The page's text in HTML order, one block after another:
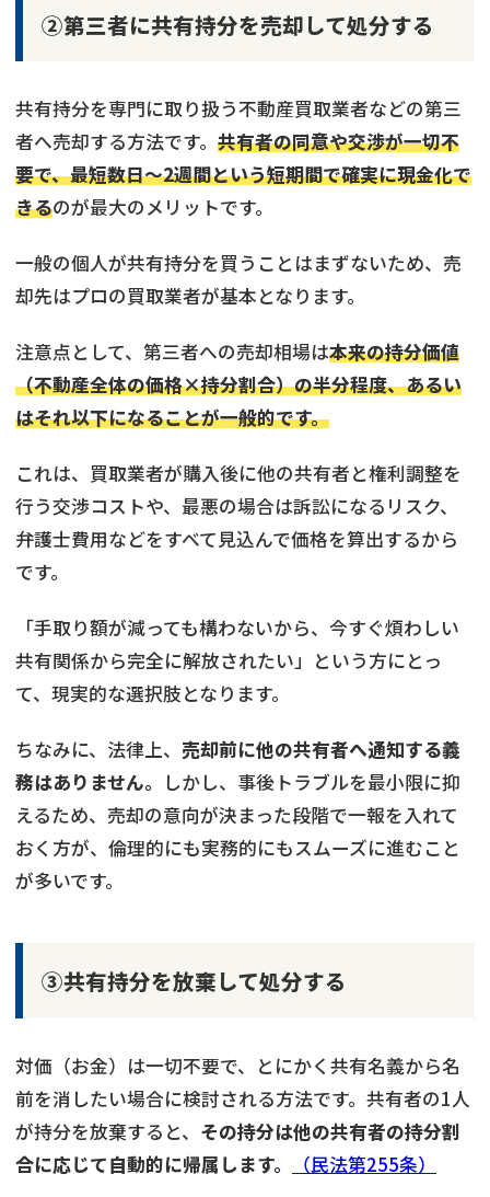
②第三者に共有持分を売却して処分する
共有持分を専門に取り扱う不動産買取業者などの第三
者へ売却する方法です。 共有者の同意や交渉が一切不
要で、最短数日〜2週間という短期間で確実に現金化で
きるのが最大のメリットです。
一般の個人が共有持分を買うことはまずないため、売
却先はプロの買取業者が基本となります。
注意点として、第三者への売却相場は本来の持分価値
（不動産全体の価格×持分割合）の半分程度、あるい
はそれ以下になることが一般的です。
これは、買取業者が購入後に他の共有者と権利調整を
行う交渉コストや、最悪の場合は訴訟になるリスク、
弁護士費用などをすべて見込んで価格を算出するから
です。
「手取り額が減っても構わないから、今すぐ煩わしい
共有関係から完全に解放されたい」という方にとっ
て、現実的な選択肢となります。
ちなみに、法律上、 売却前に他の共有者へ通知する義
務はありません。 しかし、事後トラブルを最小限に抑
えるため、売却の意向が決まった段階で一報を入れて
おく方が、倫理的にも実務的にもスムーズに進むこと
が多いです。
③共有持分を放棄して処分する
対価（お金）は一切不要で、とにかく共有名義から名
前を消したい場合に検討される方法です。共有者の1人
が持分を放棄すると、 その持分は他の共有者の持分割
合に応じて自動的に帰属します。
（民法第255条）